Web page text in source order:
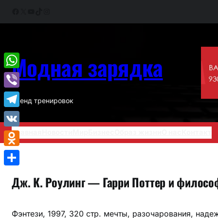
Модная зарядка
Тренд тренировок
Главная
Дж. К. Роулинг — Гарри Поттер и
Фэнтези, 1997, 320 стр. мечты, разочарования,
WhatsApp
Viber
Telegram
VK
Odnoklassniki